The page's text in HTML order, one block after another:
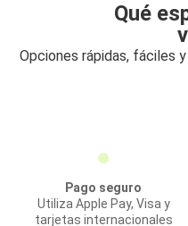
Qué
Opciones rápidas, fáciles
Pago seguro
Utiliza Apple Pay, Visa y
tarjetas internacionales